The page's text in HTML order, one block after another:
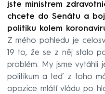
jste ministrem
chcete do Senátu a
politiku kolem
Z mého pohledu je
19 to, že se z něj stalo
problém. My jsme vytáhli
politikum a teď z toho
opozice mlátí vládu po